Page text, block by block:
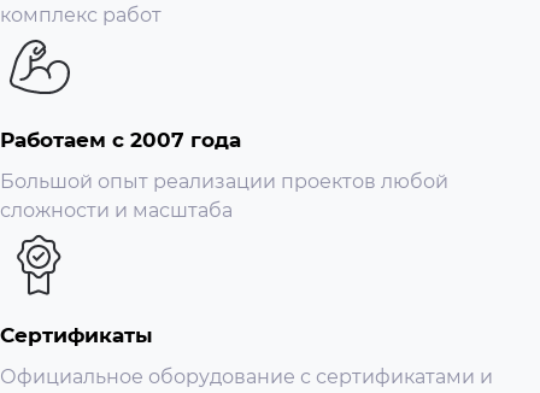
комплекс работ
Работаем с 2007 года
Большой опыт реализации проектов любой
сложности и масштаба
Сертификаты
Официальное оборудование с сертификатами и